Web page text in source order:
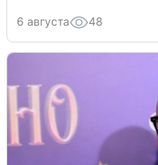
6 августа 48